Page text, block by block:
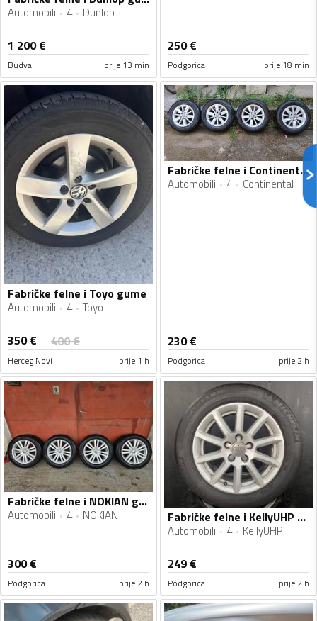
Automobili 4 Dunlop
1 200€
Budva prije 13 min
250€
Podgorica prije 18 min
Fabričke felne i Toyo gume
Automobili 4 Toyo
350€ 400€
Herceg Novi prije 1 h
Fabričke felne i Continental gume
Automobili 4 Continental
230€
Podgorica prije 2 h
Fabričke felne i NOKIAN gume
Automobili 4 NOKIAN
300€
Podgorica prije 2 h
Fabričke felne i KellyUHP gume
Automobili 4 KellyUHP
249 €
Podgorica prije 2 h